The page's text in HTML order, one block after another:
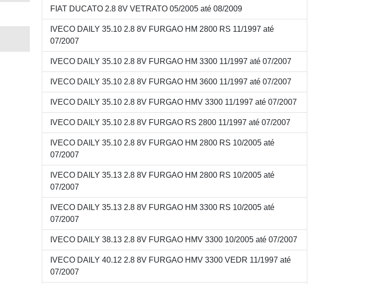
FIAT DUCATO 2.8 8V VETRATO 05/2005 até 08/2009
IVECO DAILY 35.10 2.8 8V FURGAO HM 2800 RS 11/1997 até
07/2007
IVECO DAILY 35.10 2.8 8V FURGAO HM 3300 11/1997 até 07/2007
IVECO DAILY 35.10 2.8 8V FURGAO HM 3600 11/1997 até 07/2007
IVECO DAILY 35.10 2.8 8V FURGAO HMV 3300 11/1997 até 07/2007
IVECO DAILY 35.10 2.8 8V FURGAO RS 2800 11/1997 até 07/2007
IVECO DAILY 35.10 2.8 8V FURGAO HM 2800 RS 10/2005 até
07/2007
IVECO DAILY 35.13 2.8 8V FURGAO HM 2800 RS 10/2005 até
07/2007
IVECO DAILY 35.13 2.8 8V FURGAO HM 3300 RS 10/2005 até
07/2007
IVECO DAILY 38.13 2.8 8V FURGAO HMV 3300 10/2005 até 07/2007
IVECO DAILY 40.12 2.8 8V FURGAO HMV 3300 VEDR 11/1997 até
07/2007